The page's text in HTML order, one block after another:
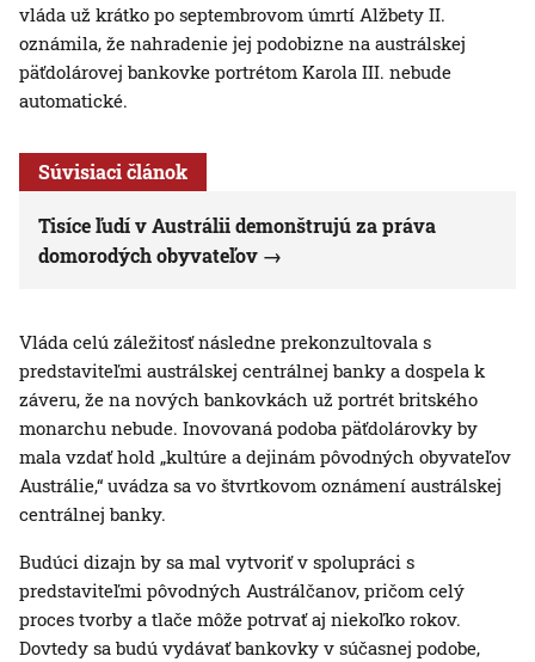
vláda už krátko po septembrovom úmrtí Alžbety II.
oznámila, že nahradenie jej podobizne na austrálskej
päťdolárovej bankovke portrétom Karola III. nebude
automatické.
Súvisiaci článok
Tisíce ľudí v Austrálii demonštrujú za práva
domorodých obyvateľov
Vláda celú záležitosť následne prekonzultovala s
predstaviteľmi austrálskej centrálnej banky a dospela k
záveru, že na nových bankovkách už portrét britského
monarchu nebude. Inovovaná podoba päťdolárovky by
mala vzdať hold „kultúre a dejinám pôvodných obyvateľov
Austrálie,“ uvádza sa vo štvrtkovom oznámení austrálskej
centrálnej banky.
Budúci dizajn by sa mal vytvoriť v spolupráci s
predstaviteľmi pôvodných Austrálčanov, pričom celý
proces tvorby a tlače môže potrvať aj niekoľko rokov.
Dovtedy sa budú vydávať bankovky v súčasnej podobe,